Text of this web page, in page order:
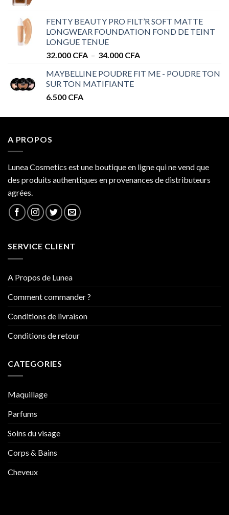
28.000 CFA
à
FENTY BEAUTY PRO FILT’R SOFT MATTE
LONGWEAR FOUNDATION FOND DE TEINT
LONGUE TENUE
32.000 CFA – 34.000 CFA
prix :
MAYBELLINE POUDRE FIT ME - POUDRE TON
SUR TON MATIFIANTE
6.500 CFA
A PROPOS
Lunea Cosmetics est une boutique en ligne qui ne vend que
des produits authentiques en provenances de distributeurs
agrées.
SERVICE CLIENT
A Propos de Lunea
Comment commander ?
Conditions de livraison
Conditions de retour
CATEGORIES
Maquillage
Parfums
Soins du visage
Corps & Bains
Cheveux